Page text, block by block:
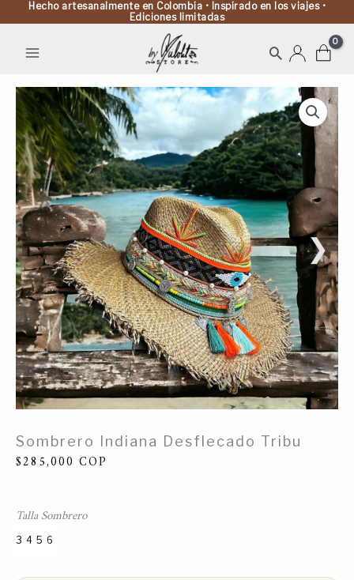
Hecho artesanalmente en Colombia • Inspirado en los viajes •
Ediciones limitadas
Buscar
❯
Sombrero Indiana Desflecado Tribu
$285,000 COP
Talla Sombrero
3 4 5 6
Sombrero
Indiana
Desflecado
Tribu
cantidad